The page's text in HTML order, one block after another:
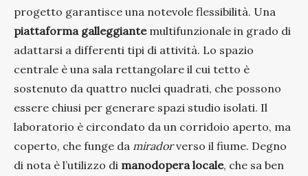
progetto garantisce una notevole flessibilità. Una
piattaforma galleggiantemultifunzionale in grado di
adattarsi a differenti tipi di attività. Lo spazio
centrale è una sala rettangolare il cui tetto è
sostenuto da quattro nuclei quadrati, che possono
essere chiusi per generare spazi studio isolati. Il
laboratorio è circondato da un corridoio aperto, ma
coperto, che funge da miradorverso il fiume. Degno
di nota è l’utilizzo di manodopera locale, che sa ben